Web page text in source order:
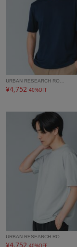
URBAN RESEARCH RO…
¥4,752 40%OFF
URBAN RESEARCH RO…
¥4,752 40%OFF